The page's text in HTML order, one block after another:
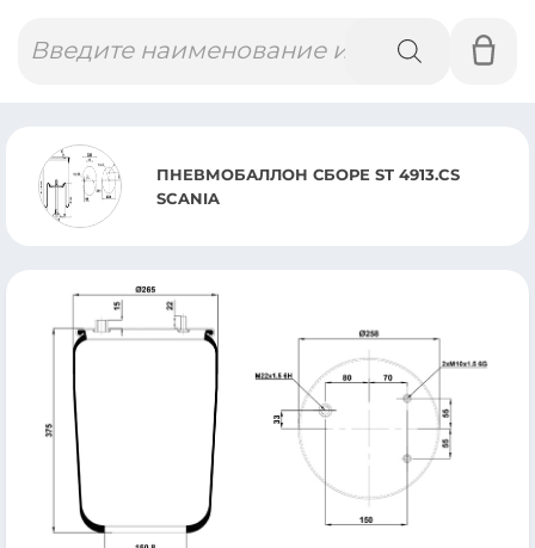
товаров
ПНЕВМОБАЛЛОН СБОРЕ ST 4913.CS
SCANIA